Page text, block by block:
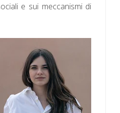
e sui meccanismi di